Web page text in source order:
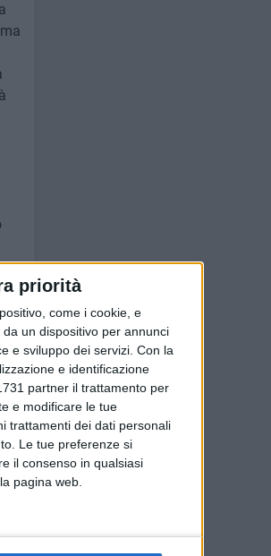
priorità
come i cookie, e
un dispositivo per annunci
e sviluppo dei servizi. Con la
e identificazione
partner il trattamento per
e modificare le tue
trattamenti dei dati personali
Le tue preferenze si
il consenso in qualsiasi
pagina web.